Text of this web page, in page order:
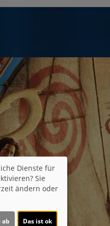
Dienste für
Sie
ändern oder
ab Das ist ok